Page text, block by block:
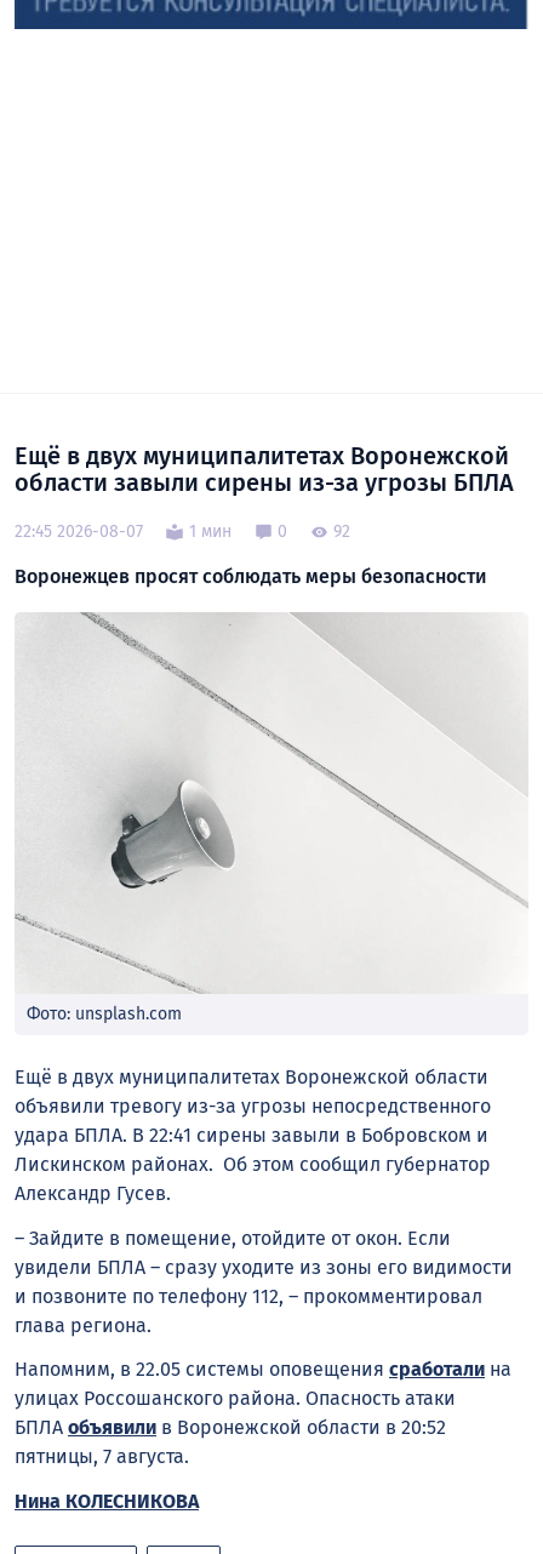
Ещё в двух муниципалитетах Воронежской
области завыли сирены из-за угрозы БПЛА
22:45 2026-08-07 1 мин 0 92
Воронежцев просят соблюдать меры безопасности
Фото: unsplash.com
Ещё в двух муниципалитетах Воронежской области
объявили тревогу из-за угрозы непосредственного
удара БПЛА. В 22:41 сирены завыли в Бобровском и
Лискинском районах. Об этом сообщил губернатор
Александр Гусев.
– Зайдите в помещение, отойдите от окон. Если
увидели БПЛА – сразу уходите из зоны его видимости
и позвоните по телефону 112, – прокомментировал
глава региона.
Напомним, в 22.05 системы оповещения сработали на
улицах Россошанского района. Опасность атаки
БПЛА объявили в Воронежской области в 20:52
пятницы, 7 августа.
Нина КОЛЕСНИКОВА